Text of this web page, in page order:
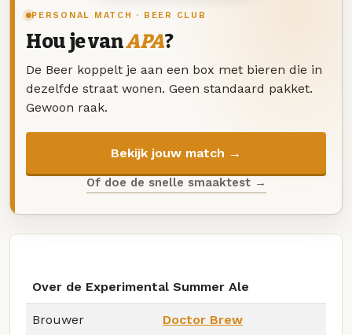
PERSONAL MATCH · BEER CLUB
Hou je vanAPA?
De Beer koppelt je aan een box met bieren die in
dezelfde straat wonen. Geen standaard pakket.
Gewoon raak.
Bekijk jouw match →
Of doe de snelle smaaktest →
Over de Experimental Summer Ale
Brouwer Doctor Brew